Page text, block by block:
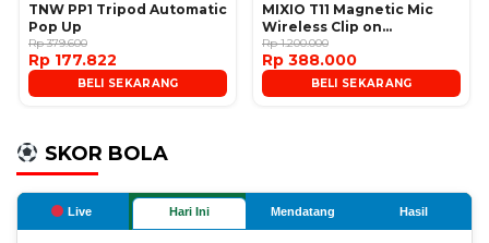
TNW PP1 Tripod Automatic
Pop Up
Rp 379.600
Rp 177.822
BELI SEKARANG
MIXIO T11 Magnetic Mic
Wireless Clip on
Microphone
Rp 1.200.000
Rp 388.000
BELI SEKARANG
SKOR BOLA
Live Hari Ini Mendatang Hasil